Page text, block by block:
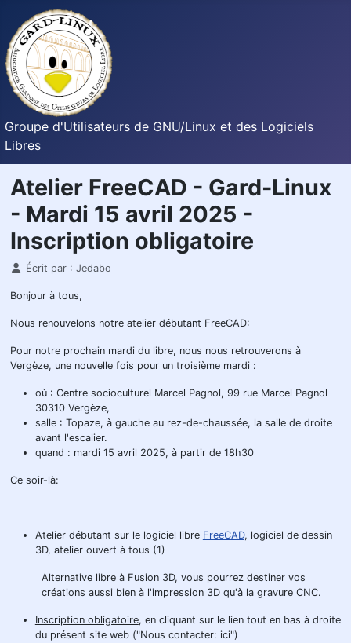
Groupe d'Utilisateurs de GNU/Linux et des Logiciels
Libres
Atelier FreeCAD - Gard-Linux
- Mardi 15 avril 2025 -
Inscription obligatoire
DétailsÉcrit par : Jedabo
Bonjour à tous,
Nous renouvelons notre atelier débutant FreeCAD:
Pour notre prochain mardi du libre, nous nous retrouverons à
Vergèze, une nouvelle fois pour un troisième mardi :
où : Centre socioculturel Marcel Pagnol, 99 rue Marcel Pagnol
30310 Vergèze,
salle : Topaze, à gauche au rez-de-chaussée, la salle de droite
avant l'escalier.
quand : mardi 15 avril 2025, à partir de 18h30
Ce soir-là:
Atelier débutant sur le logiciel libre FreeCAD, logiciel de dessin
3D, atelier ouvert à tous (1)
Alternative libre à Fusion 3D, vous pourrez destiner vos
créations aussi bien à l'impression 3D qu'à la gravure CNC.
Inscription obligatoire, en cliquant sur le lien tout en bas à droite
du présent site web ("Nous contacter: ici")